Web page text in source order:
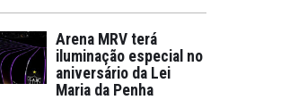
Arena MRV terá
iluminação especial no
aniversário da Lei
Maria da Penha